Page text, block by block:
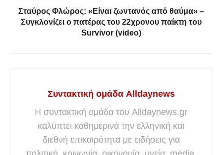
Σταύρος Φλώρος: «Είναι ζωντανός από θαύμα» –
Συγκλονίζει ο πατέρας του 22χρονου παίκτη του
Survivor (video)
Συντακτική ομάδα Alldaynews
Η συντακτική ομάδα του Alldaynews.gr
καλύπτει καθημερινά την ελληνική και
διεθνή επικαιρότητα με ειδήσεις για